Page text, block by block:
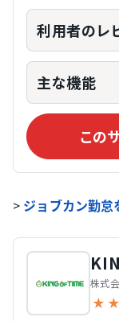
利用者のレ
主な機能
この
> ジョブカン勤怠
株式
★ ★